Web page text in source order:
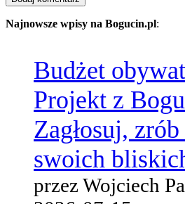
Najnowsze wpisy na Bogucin.pl:
Budżet
Projekt z
Zagłosuj,
swoich
przez Wojciech